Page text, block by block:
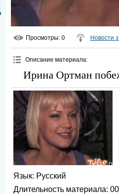
Просмотры: 0 Новости
Описание материала:
Ирина Ортман
Язык: Русский
Длительность материала: